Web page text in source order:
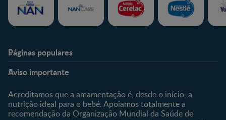
Páginas populares
Sobre Nós
Sobre o Clube
Clube Bebé Nestlé
Comprar
Os nossos produtos
Aviso importante
Acreditamos que a amamentação é, desde o início, a
nutrição ideal para o bebé. Apoiamos totalmente a
recomendação da Organização Mundial da Saúde de